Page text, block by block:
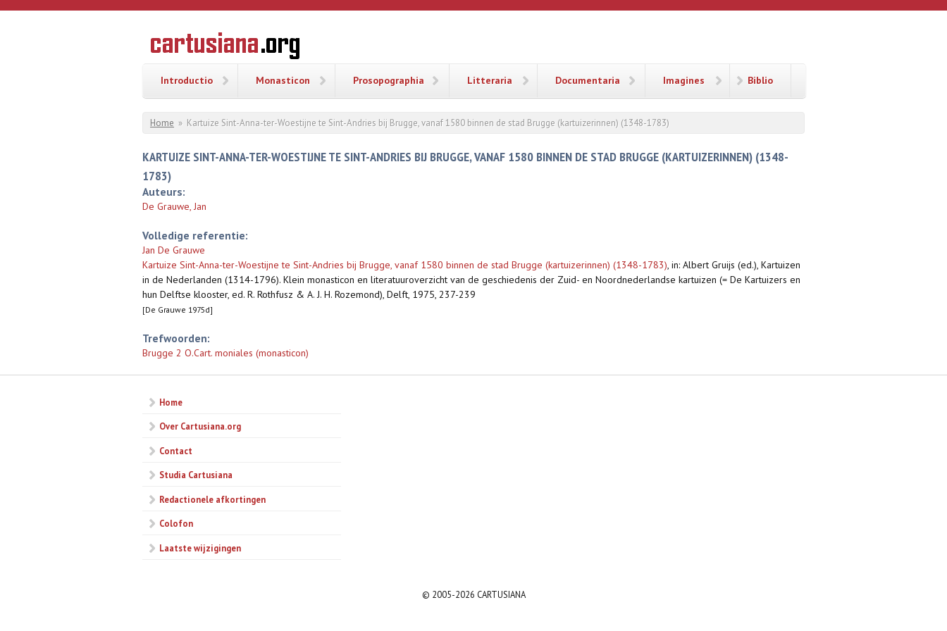
Overslaan en naar de inhoud gaan
CARTUSIANA
Geschiedenis
van de
Introductio Monasticon Prosopographia Litteraria Documentaria Imagines Biblio
U bent hier
Home » Kartuize Sint-Anna-ter-Woestijne te Sint-Andries bij Brugge, vanaf 1580 binnen de stad Brugge (kartuizerinnen) (1348-1783)
KARTUIZE SINT-ANNA-TER-WOESTIJNE TE SINT-ANDRIES BIJ BRUGGE, VANAF 1580 BINNEN DE STAD BRUGGE (KARTUIZERINNEN) (1348-
1783)
Auteurs:
De Grauwe, Jan
Volledige referentie:
Jan De Grauwe
Kartuize Sint-Anna-ter-Woestijne te Sint-Andries bij Brugge, vanaf 1580 binnen de stad Brugge (kartuizerinnen) (1348-1783), in: Albert Gruijs (ed.), Kartuizen
in de Nederlanden (1314-1796). Klein monasticon en literatuuroverzicht van de geschiedenis der Zuid- en Noordnederlandse kartuizen (= De Kartuizers en
hun Delftse klooster, ed. R. Rothfusz & A. J. H. Rozemond), Delft, 1975, 237-239
[De Grauwe 1975d]
Trefwoorden:
Brugge 2 O.Cart. moniales (monasticon)
Home
Over Cartusiana.org
Contact
Studia Cartusiana
Redactionele afkortingen
Colofon
Laatste wijzigingen
© 2005-2026 CARTUSIANA